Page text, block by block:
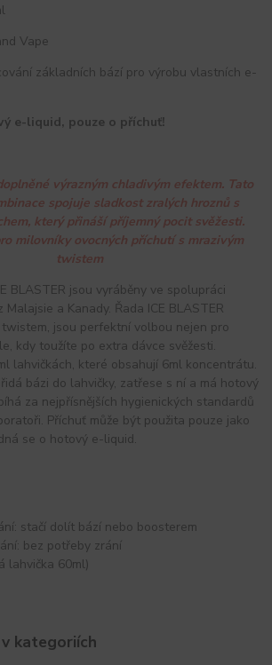
Vape
základních bází pro výrobu vlastních e-
e-liquid, pouze o příchuť!
výrazným chladivým efektem. Tato
spojuje sladkost zralých hroznů s
který přináší příjemný pocit svěžesti.
milovníky ovocných příchutí s mrazivým
twistem
BLASTER jsou vyráběny ve spolupráci
a Kanady. Řada ICE BLASTER
jsou perfektní volbou nejen pro
kdy toužíte po extra dávce svěžesti.
lahvičkách, které obsahují 6ml koncentrátu.
bázi do lahvičky, zatřese s ní a má hotový
za nejpřísnějších hygienických standardů
Příchuť může být použita pouze jako
se o hotový e-liquid.
stačí dolít bází nebo boosterem
bez potřeby zrání
lahvička 60ml)
kategoriích